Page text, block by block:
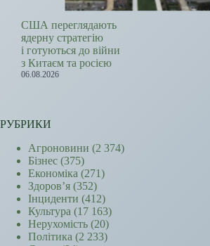
США переглядають
ядерну стратегію
і готуються до війни
з Китаєм та росією
06.08.2026
РУБРИКИ
Агроновини (2 374)
Бізнес (375)
Економіка (271)
Здоров’я (352)
Інциденти (412)
Культура (17 163)
Нерухомість (20)
Політика (2 233)